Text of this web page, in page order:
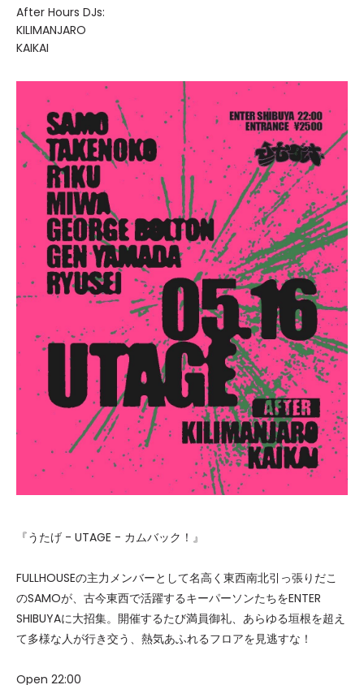
After Hours DJs:
KILIMANJARO
KAIKAI
『うたげ - UTAGE - カムバック！』
FULLHOUSEの主力メンバーとして名高く東西南北引っ張りだこ
のSAMOが、古今東西で活躍するキーパーソンたちをENTER
SHIBUYAに大招集。開催するたび満員御礼、あらゆる垣根を超え
て多様な人が行き交う、熱気あふれるフロアを見逃すな！
Open 22:00